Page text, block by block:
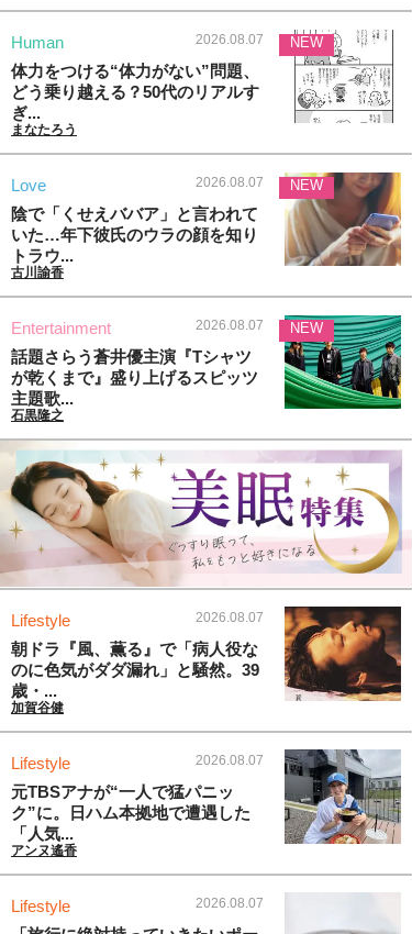
Human 2026.08.07
体力をつける“体力がない”問題、
どう乗り越える？50代のリアルす
ぎ...
まなたろう
NEW
Love 2026.08.07
陰で「くせえババア」と言われて
いた…年下彼氏のウラの顔を知り
トラウ...
古川諭香
NEW
Entertainment 2026.08.07
話題さらう蒼井優主演『Tシャツ
が乾くまで』盛り上げるスピッツ
主題歌...
石黒隆之
NEW
Lifestyle 2026.08.07
朝ドラ『風、薫る』で「病人役な
のに色気がダダ漏れ」と騒然。39
歳・...
加賀谷健
Lifestyle 2026.08.07
元TBSアナが“一人で猛パニッ
ク”に。日ハム本拠地で遭遇した
「人気...
アンヌ遙香
Lifestyle 2026.08.07